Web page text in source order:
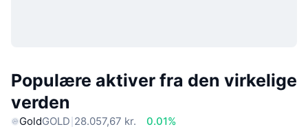
Populære aktiver fra den virkelige
verden
GoldGOLD 28.057,67 kr.
0.01%